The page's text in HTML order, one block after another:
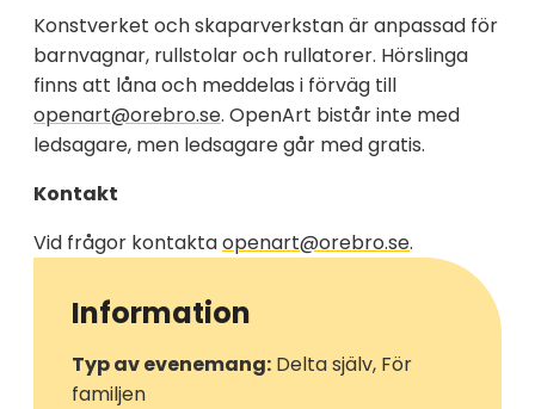
Konstverket och skaparverkstan är anpassad för
barnvagnar, rullstolar och rullatorer. Hörslinga
finns att låna och meddelas i förväg till
openart@orebro.se. OpenArt bistår inte med
ledsagare, men ledsagare går med gratis.
Kontakt
Vid frågor kontaktaopenart@orebro.se.
Information
Typ av evenemang: Delta själv, För
familjen